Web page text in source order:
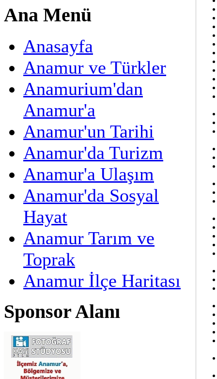
Ana Menü
Anasayfa
Anamur ve Türkler
Anamurium'dan
Anamur'a
Anamur'un Tarihi
Anamur'da Turizm
Anamur'a Ulaşım
Anamur'da Sosyal
Hayat
Anamur Tarım ve
Toprak
Anamur İlçe Haritası
Sponsor Alanı